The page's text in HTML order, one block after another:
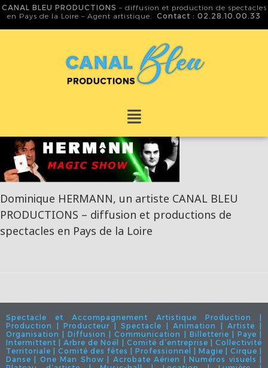
CANAL BLEU PRODUCTIONS – diffusion et production de spectacles
en Pays de la Loire – Agent artistique. Contact : 02.28.10.00.33
Dominique HERMANN, un artiste CANAL BLEU
PRODUCTIONS – diffusion et productions de
spectacles en Pays de la Loire
Spectacle et Accompagnement Artistique Production |
Production | Producteur | Spectacle | Animation | Artiste |
Organisation | Diffusion | Communication | Billetterie | Paye |
Intermittent | Arbre de Noël | Comité d’entreprise | Collectivité
Territoriale | Comité des fêtes | Professionnel | Magie | Cirque |
Danse | One Man Show | Acrobate Aérien | Numéros visuels |